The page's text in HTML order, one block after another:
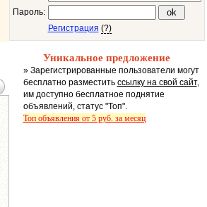
Пароль:
Регистрация (?)
Уникальное предложение
» Зарегистрированные пользователи могут
бесплатно разместить ссылку на свой сайт,
им доступно бесплатное поднятие
объявлений, статус "Топ".
Топ объявления от 5 руб. за месяц